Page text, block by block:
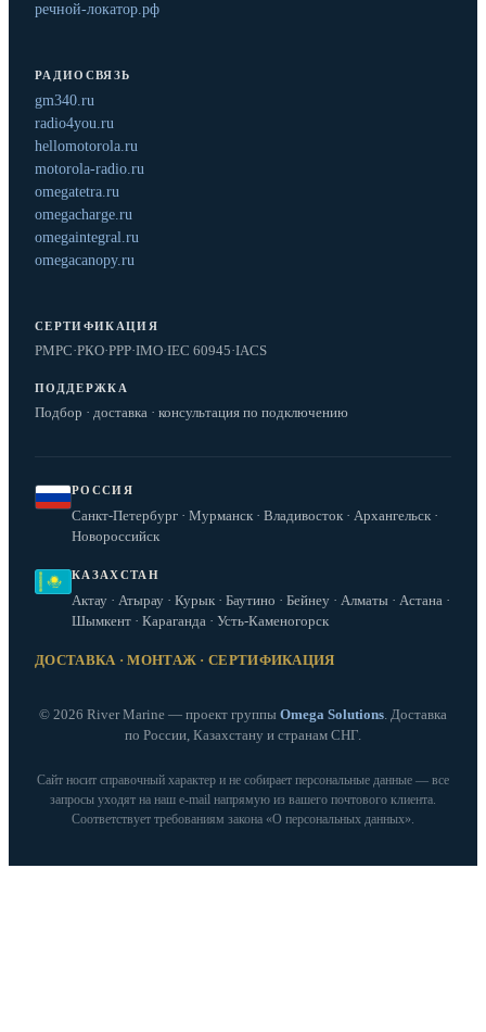
речной-локатор.рф
РАДИОСВЯЗЬ
gm340.ru
radio4you.ru
hellomotorola.ru
motorola-radio.ru
omegatetra.ru
omegacharge.ru
omegaintegral.ru
omegacanopy.ru
СЕРТИФИКАЦИЯ
РМРС·РКО·РРР·IMO·IEC 60945·IACS
ПОДДЕРЖКА
Подбор · доставка · консультация по подключению
РОССИЯ
Санкт-Петербург · Мурманск · Владивосток · Архангельск ·
Новороссийск
КАЗАХСТАН
Актау · Атырау · Курык · Баутино · Бейнеу · Алматы · Астана ·
Шымкент · Караганда · Усть-Каменогорск
ДОСТАВКА · МОНТАЖ · СЕРТИФИКАЦИЯ
© 2026 River Marine — проект группы Omega Solutions. Доставка
по России, Казахстану и странам СНГ.
Сайт носит справочный характер и не собирает персональные данные — все
запросы уходят на наш e‑mail напрямую из вашего почтового клиента.
Соответствует требованиям закона «О персональных данных».